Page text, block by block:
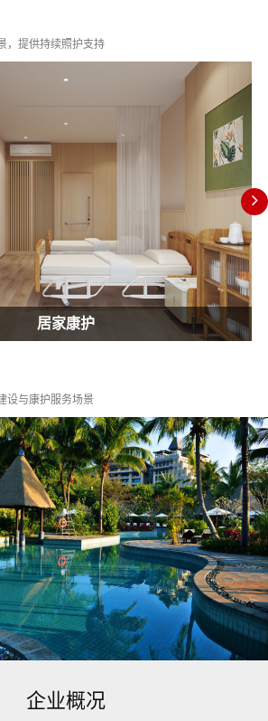
，提供持续照护支持
居家康护
家庭护士
居家康护
设与康护服务场景
企业概况